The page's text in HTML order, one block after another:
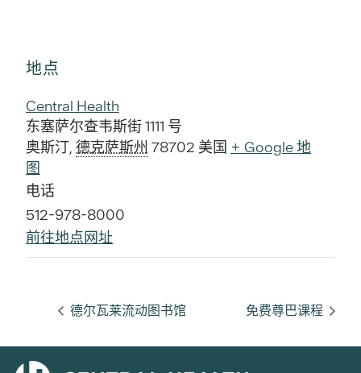
地点
Central Health
东塞萨尔查韦斯街 1111 号
奥斯汀, 德克萨斯州 78702 美国 + Google 地
图
电话
512-978-8000
前往地点网址
德尔瓦莱流动图书馆 免费尊巴课程